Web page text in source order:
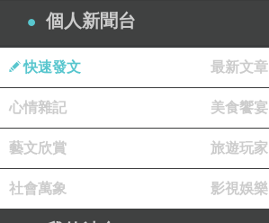
個人新聞台
快速發文 最新文章
心情雜記 美食饗宴
藝文欣賞 旅遊玩家
社會萬象 影視娛樂